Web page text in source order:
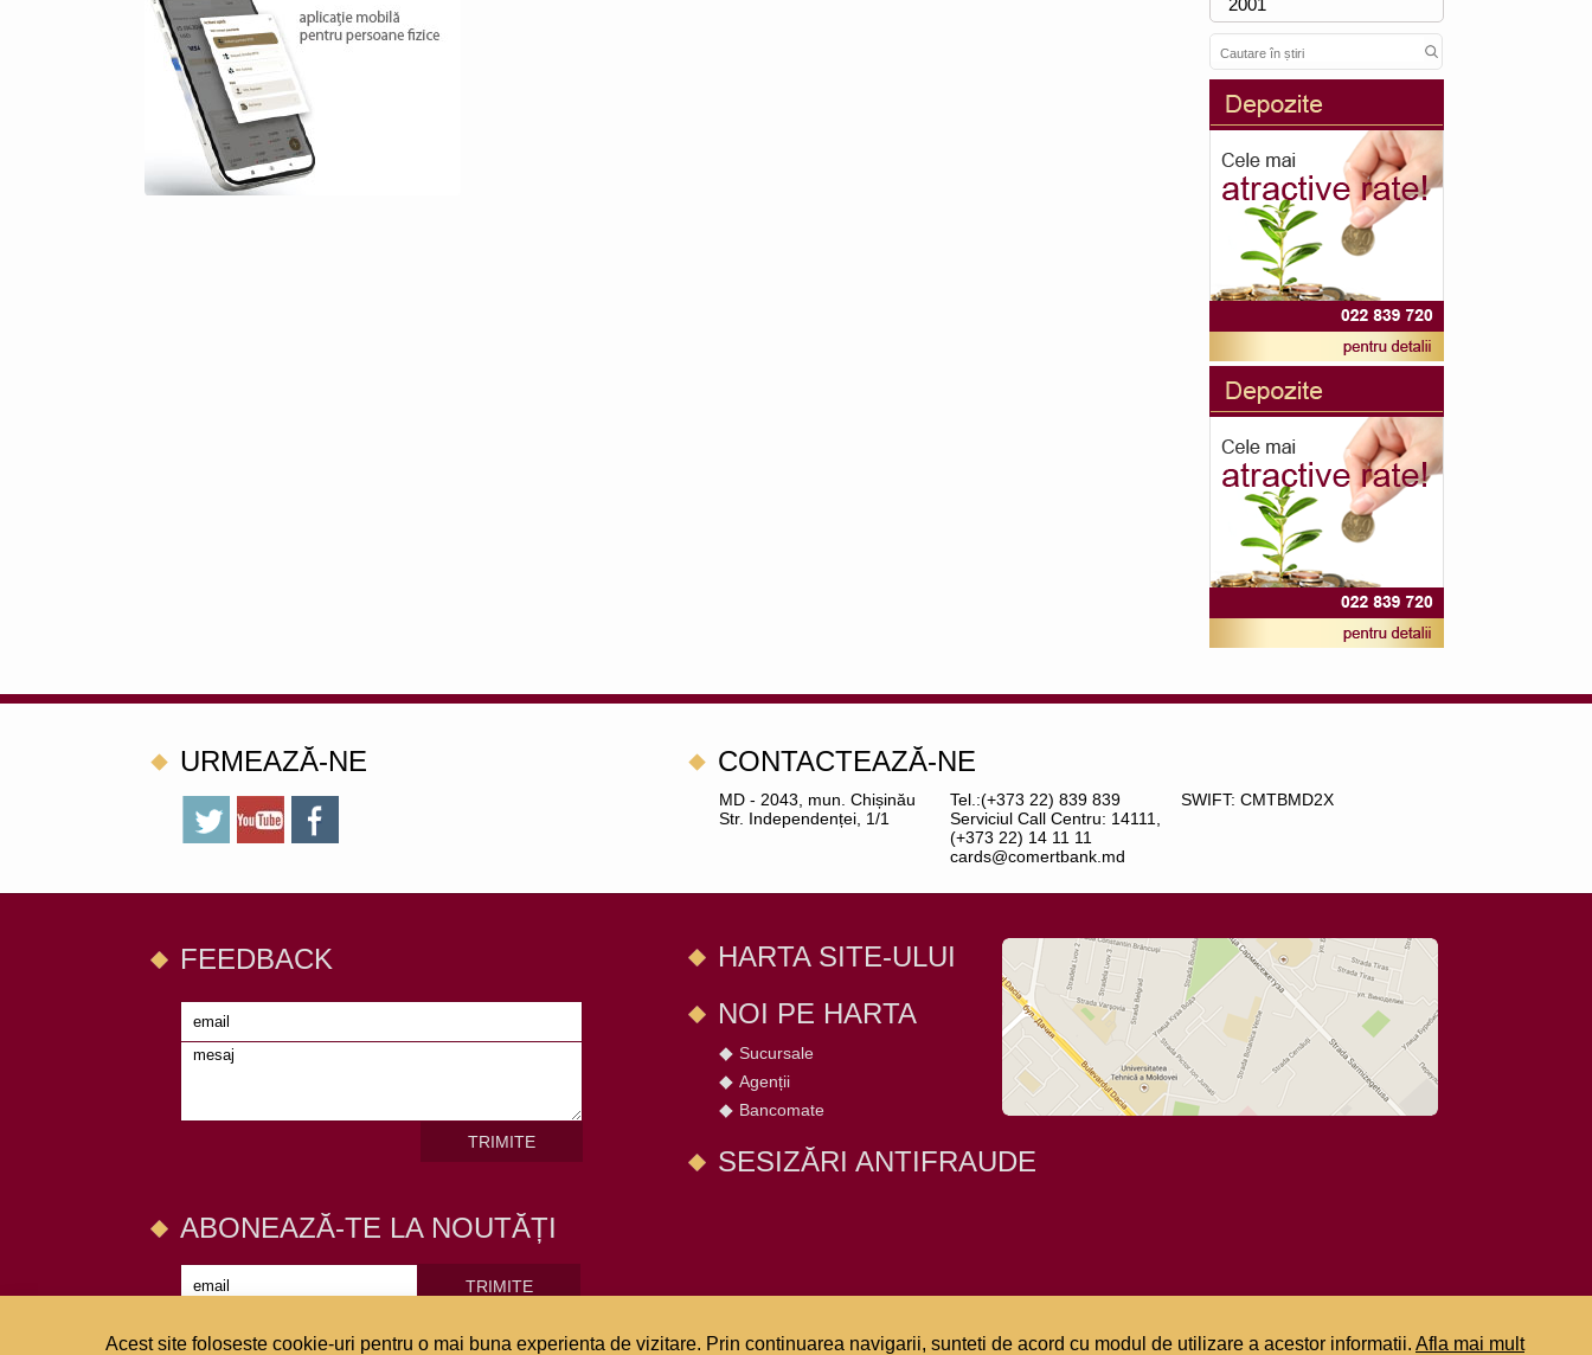
Acest site foloseste cookie-uri pentru o mai buna experienta de vizitare. Prin continuarea navigarii, sunteti de acord cu modul de utilizare a acestor informatii. Afla mai mult
2001
URMEAZĂ-NE CONTACTEAZĂ-NE
MD - 2043, mun. Chișinău
Str. Independenței, 1/1
Tel.:(+373 22) 839 839
Serviciul Call Centru: 14111,
(+373 22) 14 11 11
cards@comertbank.md
SWIFT: CMTBMD2X
FEEDBACK
TRIMITE
ABONEAZĂ-TE LA NOUTĂȚI
TRIMITE
HARTA SITE-ULUI
NOI PE HARTA
Sucursale
Agenții
Bancomate
SESIZĂRI ANTIFRAUDE